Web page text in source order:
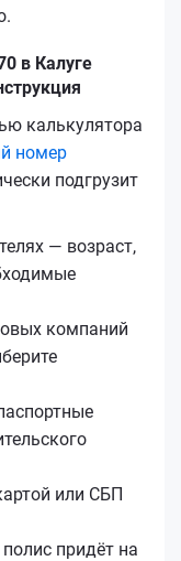
в Калуге
калькулятора
номер
подгрузит
— возраст,
компаний
или СБП
придёт на